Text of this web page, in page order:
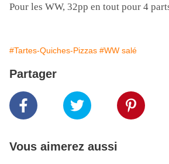
Pour les WW, 32pp en tout pour 4
#Tartes-Quiches-Pizzas #WW salé
Partager
Vous aimerez aussi